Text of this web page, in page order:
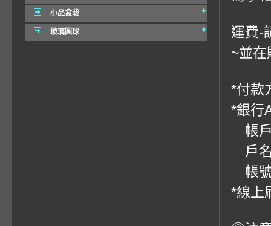
小品盆栽
玻璃圓球
運費-
~並在
*付款
*銀行
帳戶
戶
帳
*線上